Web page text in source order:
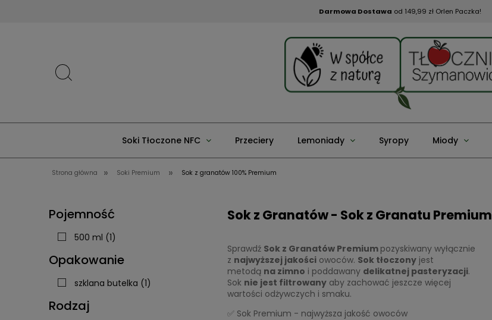
Darmowa Dostawa od 149,99 zł Orlen Paczka!
Soki Tłoczone NFC Przeciery Lemoniady Syropy Miody
Strona główna » Soki Premium » Sok z granatów 100% Premium
Pojemność
500 ml (1)
Opakowanie
szklana butelka (1)
Rodzaj
Sok z Granatów - Sok z Granatu Premium
Sprawdź Sok z Granatów Premium pozyskiwany wyłącznie
z najwyższej jakości owoców. Sok tłoczony jest
metodą na zimno i poddawany delikatnej pasteryzacji.
Sok nie jest filtrowany aby zachować jeszcze więcej
wartości odżywczych i smaku.
✅ Sok Premium - najwyższa jakość owoców